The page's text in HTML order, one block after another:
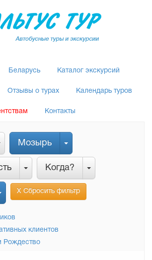
Беларусь Каталог экскурсий
Отзывы о турах Календарь туров
Контакты
Мозырь
Когда?
Х Сбросить фильтр
клиентов
Рождество